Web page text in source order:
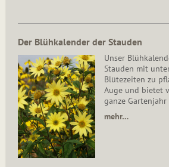
Der Blühkalender der Stauden
Unser
Stauden mit
Blütezeiten zu
Auge und bietet
ganze Gartenjahr
mehr…